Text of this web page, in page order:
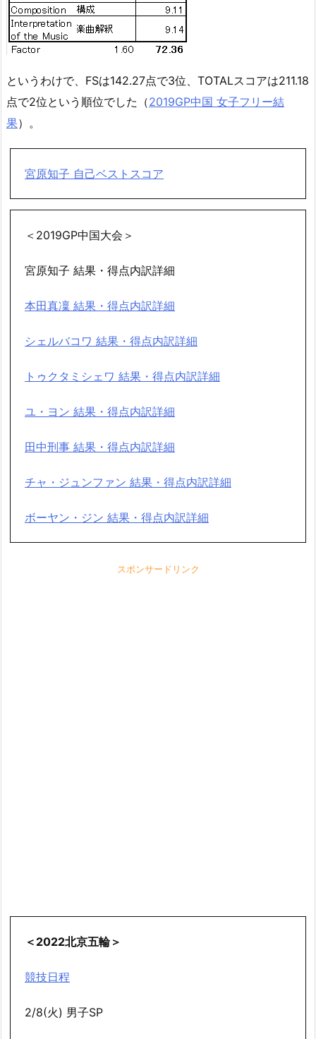
というわけで、FSは142.27点で3位、TOTALスコアは211.18
点で2位という順位でした（2019GP中国 女子フリー結
果）。
宮原知子 自己ベストスコア
＜2019GP中国大会＞
宮原知子 結果・得点内訳詳細
本田真凜 結果・得点内訳詳細
シェルバコワ 結果・得点内訳詳細
トゥクタミシェワ 結果・得点内訳詳細
ユ・ヨン 結果・得点内訳詳細
田中刑事 結果・得点内訳詳細
チャ・ジュンファン 結果・得点内訳詳細
ボーヤン・ジン 結果・得点内訳詳細
スポンサードリンク
＜2022北京五輪＞
競技日程
2/8(火) 男子SP